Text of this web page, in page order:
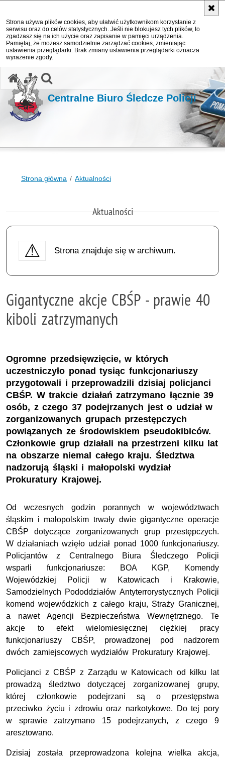
Strona używa plików cookies, aby ułatwić użytkownikom korzystanie z
serwisu oraz do celów statystycznych. Jeśli nie blokujesz tych plików, to
zgadzasz się na ich użycie oraz zapisanie w pamięci urządzenia.
Pamiętaj, że możesz samodzielnie zarządzać cookies, zmieniając
ustawienia przeglądarki. Brak zmiany ustawienia przeglądarki oznacza
wyrażenie zgody.
Centralne Biuro Śledcze Policji
Strona główna Aktualności
Aktualności
Strona znajduje się w archiwum.
Gigantyczne akcje CBŚP - prawie 40
kiboli zatrzymanych
Ogromne przedsięwzięcie, w których
uczestniczyło ponad tysiąc funkcjonariuszy
przygotowali i przeprowadzili dzisiaj policjanci
CBŚP. W trakcie działań zatrzymano łącznie 39
osób, z czego 37 podejrzanych jest o udział w
zorganizowanych grupach przestępczych
powiązanych ze środowiskiem pseudokibiców.
Członkowie grup działali na przestrzeni kilku lat
na obszarze niemal całego kraju. Śledztwa
nadzorują śląski i małopolski wydział
Prokuratury Krajowej.
Od wczesnych godzin porannych w województwach
śląskim i małopolskim trwały dwie gigantyczne operacje
CBŚP dotyczące zorganizowanych grup przestępczych.
W działaniach wzięło udział ponad 1000 funkcjonariuszy.
Policjantów z Centralnego Biura Śledczego Policji
wsparli funkcjonariusze: BOA KGP, Komendy
Wojewódzkiej Policji w Katowicach i Krakowie,
Samodzielnych Pododdziałów Antyterrorystycznych Policji
komend wojewódzkich z całego kraju, Straży Granicznej,
a nawet Agencji Bezpieczeństwa Wewnętrznego. Te
akcje to efekt wielomiesięcznej ciężkiej pracy
funkcjonariuszy CBŚP, prowadzonej pod nadzorem
dwóch zamiejscowych wydziałów Prokuratury Krajowej.
Policjanci z CBŚP z Zarządu w Katowicach od kilku lat
prowadzą śledztwo dotyczącej zorganizowanej grupy,
której członkowie podejrzani są o przestępstwa
przeciwko życiu i zdrowiu oraz narkotykowe. Do tej pory
w sprawie zatrzymano 15 podejrzanych, z czego 9
aresztowano.
Dzisiaj została przeprowadzona kolejna wielka akcja,